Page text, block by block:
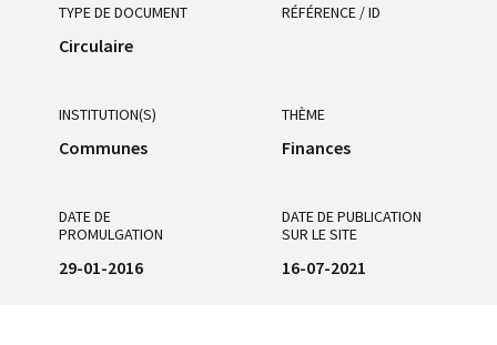
TYPE DE DOCUMENT
Circulaire
RÉFÉRENCE / ID
INSTITUTION(S)
Communes
THÈME
Finances
DATE DE
PROMULGATION
29-01-2016
DATE DE PUBLICATION
SUR LE SITE
16-07-2021